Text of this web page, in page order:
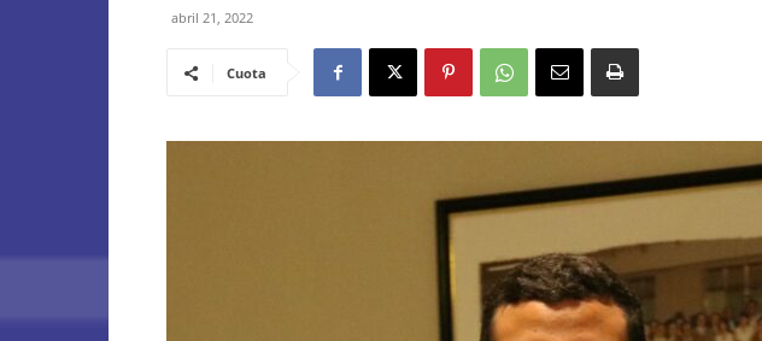
abril 21, 2022
Cuota